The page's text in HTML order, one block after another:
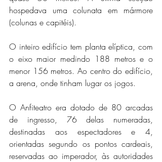
hospedava uma colunata em mármore
(colunas e capitéis).
O inteiro edifício tem planta elíptica, com
o eixo maior medindo 188 metros e o
menor 156 metros. Ao centro do edifício,
a arena, onde tinham lugar os jogos.
O Anfiteatro era dotado de 80 arcadas
de ingresso, 76 delas numeradas,
destinadas aos espectadores e 4,
orientadas segundo os pontos cardeais,
reservadas ao imperador, às autoridades